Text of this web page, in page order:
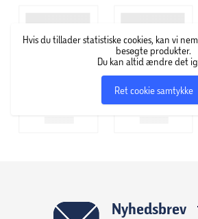
Hvis du tillader statistiske cookies, kan vi
besøgte produkter.
Du kan altid ændre det
Ret cookie samtykke
Nyhedsbrev